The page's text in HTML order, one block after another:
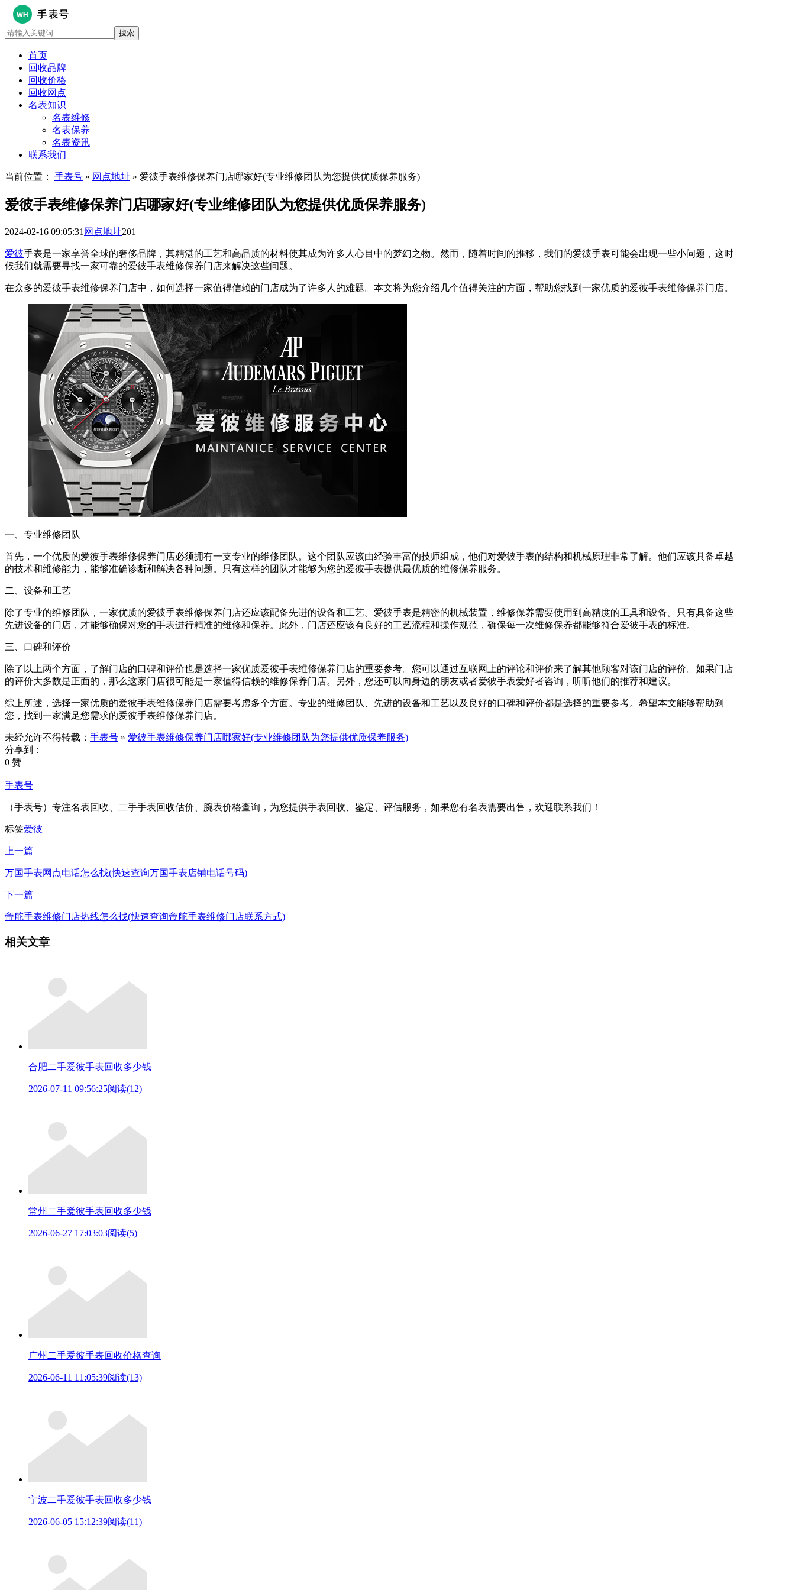
首页
回收品牌
回收价格
回收网点
名表知识
名表维修
名表保养
名表资讯
联系我们
当前位置： 手表号 » 网点地址 » 爱彼手表维修保养门店哪家好(专业维修团队为您提供优质保养服务)
爱彼手表维修保养门店哪家好(专业维修团队为您提供优质保养服务)
2024-02-16 09:05:31 网点地址201
爱彼手表是一家享誉全球的奢侈品牌，其精湛的工艺和高品质的材料使其成为许多人心目中的梦幻之物。然而，随着时间的推移，我们的爱彼手表可能会出现一些小问题，这时
候我们就需要寻找一家可靠的爱彼手表维修保养门店来解决这些问题。
在众多的爱彼手表维修保养门店中，如何选择一家值得信赖的门店成为了许多人的难题。本文将为您介绍几个值得关注的方面，帮助您找到一家优质的爱彼手表维修保养门店。
一、专业维修团队
首先，一个优质的爱彼手表维修保养门店必须拥有一支专业的维修团队。这个团队应该由经验丰富的技师组成，他们对爱彼手表的结构和机械原理非常了解。他们应该具备卓越
的技术和维修能力，能够准确诊断和解决各种问题。只有这样的团队才能够为您的爱彼手表提供最优质的维修保养服务。
二、设备和工艺
除了专业的维修团队，一家优质的爱彼手表维修保养门店还应该配备先进的设备和工艺。爱彼手表是精密的机械装置，维修保养需要使用到高精度的工具和设备。只有具备这些
先进设备的门店，才能够确保对您的手表进行精准的维修和保养。此外，门店还应该有良好的工艺流程和操作规范，确保每一次维修保养都能够符合爱彼手表的标准。
三、口碑和评价
除了以上两个方面，了解门店的口碑和评价也是选择一家优质爱彼手表维修保养门店的重要参考。您可以通过互联网上的评论和评价来了解其他顾客对该门店的评价。如果门店
的评价大多数是正面的，那么这家门店很可能是一家值得信赖的维修保养门店。另外，您还可以向身边的朋友或者爱彼手表爱好者咨询，听听他们的推荐和建议。
综上所述，选择一家优质的爱彼手表维修保养门店需要考虑多个方面。专业的维修团队、先进的设备和工艺以及良好的口碑和评价都是选择的重要参考。希望本文能够帮助到
您，找到一家满足您需求的爱彼手表维修保养门店。
未经允许不得转载： 手表号 » 爱彼手表维修保养门店哪家好(专业维修团队为您提供优质保养服务)
分享到：
0 赞
手表号
（手表号）专注名表回收、二手手表回收估价、腕表价格查询，为您提供手表回收、鉴定、评估服务，如果您有名表需要出售，欢迎联系我们！
标签爱彼
上一篇
万国手表网点电话怎么找(快速查询万国手表店铺电话号码)
下一篇
帝舵手表维修门店热线怎么找(快速查询帝舵手表维修门店联系方式)
相关文章
合肥二手爱彼手表回收多少钱
2026-07-11 09:56:25阅读(12)
常州二手爱彼手表回收多少钱
2026-06-27 17:03:03阅读(5)
广州二手爱彼手表回收价格查询
2026-06-11 11:05:39阅读(13)
宁波二手爱彼手表回收多少钱
2026-06-05 15:12:39阅读(11)